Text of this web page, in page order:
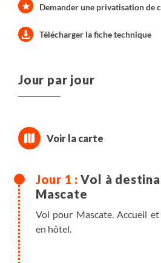
Demander une privatisation de
Télécharger la fiche technique
Jour par jour
Vol à
Mascate
Vol pour Mascate. Accueil
en hôtel.